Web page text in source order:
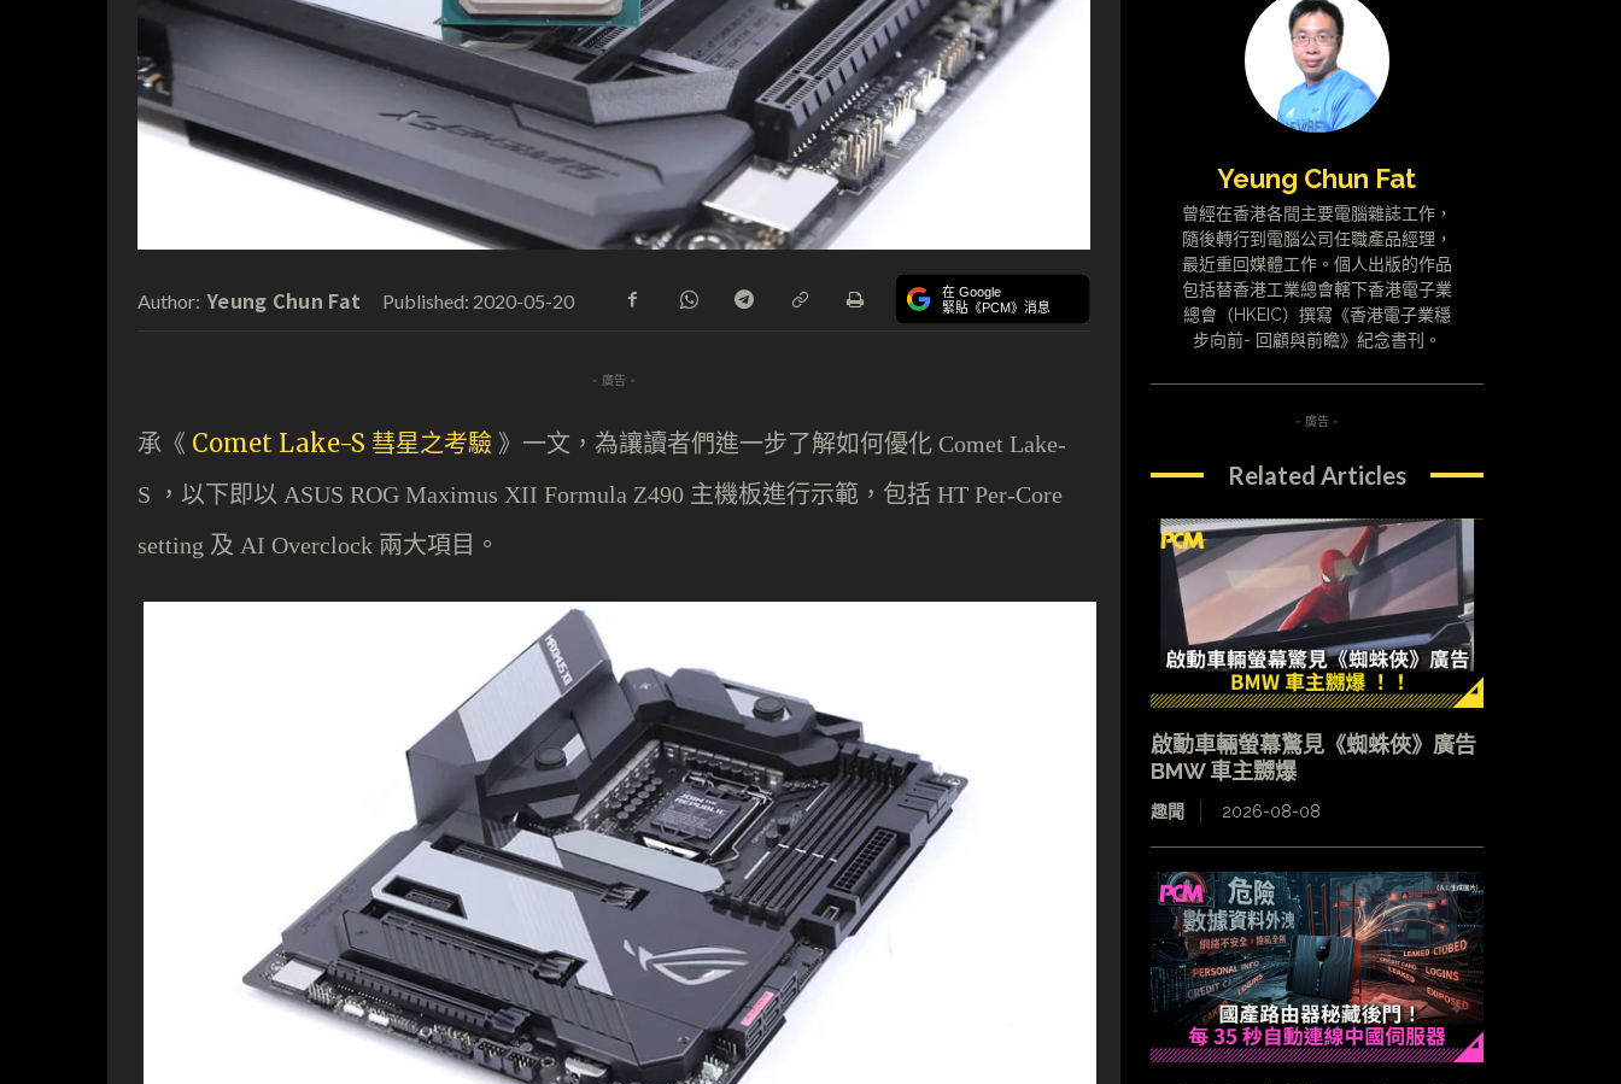
Author: Yeung Chun Fat Published: 2020-05-20 在 Google
緊貼《PCM》消息
- 廣告 -
承《 Comet Lake-S 彗星之考驗 》一文，為讓讀者們進一步了解如何優化 Comet Lake-
S
，以下即以 ASUS ROG Maximus XII Formula Z490 主機板進行示範，包括 HT Per-Core
setting 及 AI Overclock 兩大項目。
Yeung Chun Fat
曾經在香港各間主要電腦雜誌工作，
隨後轉行到電腦公司任職產品經理，
最近重回媒體工作。個人出版的作品
包括替香港工業總會轄下香港電子業
總會（HKEIC）撰寫《香港電子業穩
步向前- 回顧與前瞻》紀念書刊。
- 廣告 -
Related Articles
啟動車輛螢幕驚見《蜘蛛俠》廣告
BMW 車主嬲爆
趣聞 2026-08-08